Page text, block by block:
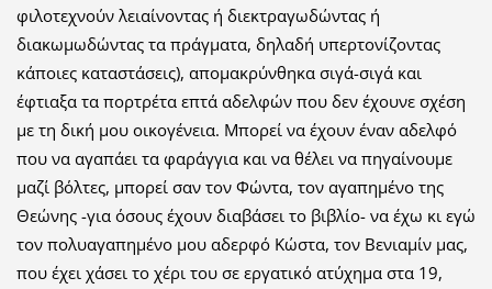
φιλοτεχνούν λειαίνοντας ή διεκτραγωδώντας ή
διακωμωδώντας τα πράγματα, δηλαδή υπερτονίζοντας
κάποιες καταστάσεις), απομακρύνθηκα σιγά-σιγά και
έφτιαξα τα πορτρέτα επτά αδελφών που δεν έχουνε σχέση
με τη δική μου οικογένεια. Μπορεί να έχουν έναν αδελφό
που να αγαπάει τα φαράγγια και να θέλει να πηγαίνουμε
μαζί βόλτες, μπορεί σαν τον Φώντα, τον αγαπημένο της
Θεώνης -για όσους έχουν διαβάσει το βιβλίο- να έχω κι εγώ
τον πολυαγαπημένο μου αδερφό Κώστα, τον Βενιαμίν μας,
που έχει χάσει το χέρι του σε εργατικό ατύχημα στα 19,